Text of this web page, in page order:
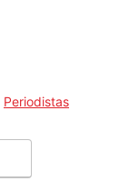
Periodistas